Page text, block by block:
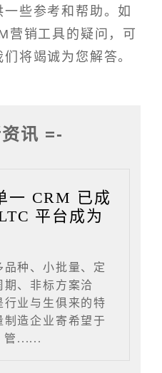
些参考和帮助。如
营销工具的疑问，可
将竭诚为您解答。
讯 =-
一 CRM 已成
平台成为
种、小批量、定
、非标方案洽
业与生俱来的特
造企业寄希望于
管......